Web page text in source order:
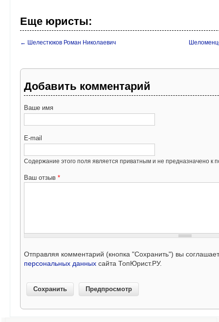
Еще юристы:
← Шелестюков Роман Николаевич
Добавить комментарий
Ваше имя
E-mail
Содержание этого поля является приватным и не предназначено к
Ваш отзыв *
Отправляя комментарий (кнопка "Сохранить") вы
персональных данных сайта ТопЮрист.РУ.